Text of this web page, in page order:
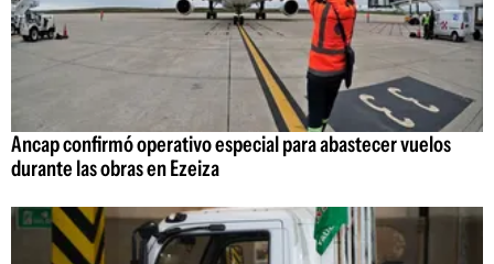
Ancap confirmó operativo especial para abastecer vuelos
durante las obras en Ezeiza